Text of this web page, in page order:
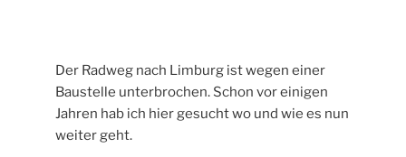
Der Radweg nach Limburg ist wegen einer
Baustelle unterbrochen. Schon vor einigen
Jahren hab ich hier gesucht wo und wie es nun
weiter geht.